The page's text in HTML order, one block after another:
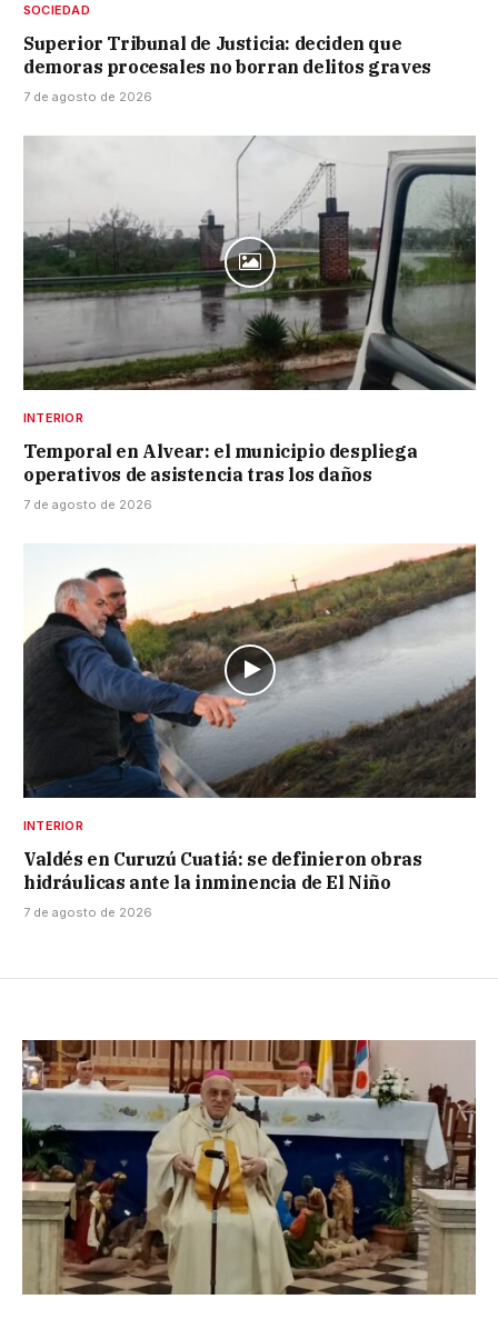
SOCIEDAD
Superior Tribunal de Justicia: deciden que
demoras procesales no borran delitos graves
7 de agosto de 2026
INTERIOR
Temporal en Alvear: el municipio despliega
operativos de asistencia tras los daños
7 de agosto de 2026
INTERIOR
Valdés en Curuzú Cuatiá: se definieron obras
hidráulicas ante la inminencia de El Niño
7 de agosto de 2026